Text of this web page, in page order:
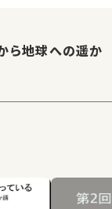
ら地球への遥か